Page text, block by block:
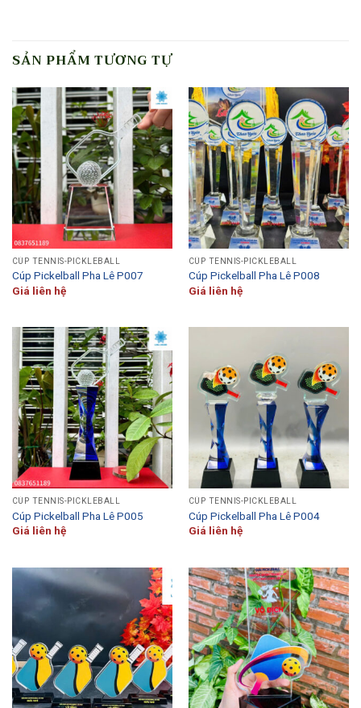
SẢN PHẨM TƯƠNG TỰ
CÚP TENNIS-PICKLEBALL
Cúp Pickelball Pha Lê P007
Giá liên hệ
CÚP TENNIS-PICKLEBALL
Cúp Pickelball Pha Lê P008
Giá liên hệ
CÚP TENNIS-PICKLEBALL
Cúp Pickelball Pha Lê P005
Giá liên hệ
CÚP TENNIS-PICKLEBALL
Cúp Pickelball Pha Lê P004
Giá liên hệ